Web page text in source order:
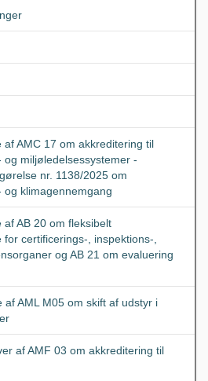
af AMC 17 om akkreditering til
miljøledelsessystemer -
nr. 1138/2025 om
klimagennemgang
af AB 20 om fleksibelt
certificerings-, inspektions-,
og AB 21 om evaluering
af AML M05 om skift af udstyr i
af AMF 03 om akkreditering til